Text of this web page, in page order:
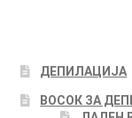
ДЕПИЛАЦИЈА
ВОСОК ЗА